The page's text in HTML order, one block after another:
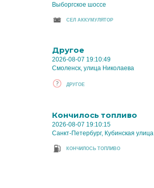
Выборгское шоссе
CЕЛ АККУМУЛЯТОР
Другое
2026-08-07 19:10:49
Смоленск, улица Николаева
ДРУГОЕ
Кончилось топливо
2026-08-07 19:10:15
Санкт-Петербург, Кубинская улица
КОНЧИЛОСЬ ТОПЛИВО